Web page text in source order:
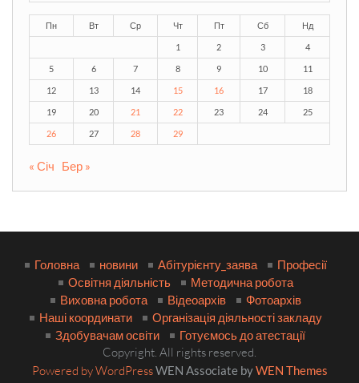
Пн Вт Ср Чт Пт Сб Нд
1 2 3 4
5 6 7 8 9 10 11
12 13 14 15 16 17 18
19 20 21 22 23 24 25
26 27 28 29
« Січ Бер »
Головна новини Абітурієнту_заява
Професії
Освітня діяльність
Методична робота
Виховна робота
Відеоархів
Фотоархів
Наші координати
Організація діяльності закладу
Здобувачам освіти
Готуємось до атестації
Copyright. All rights reserved.
Powered by WordPressWEN Associate byWEN Themes